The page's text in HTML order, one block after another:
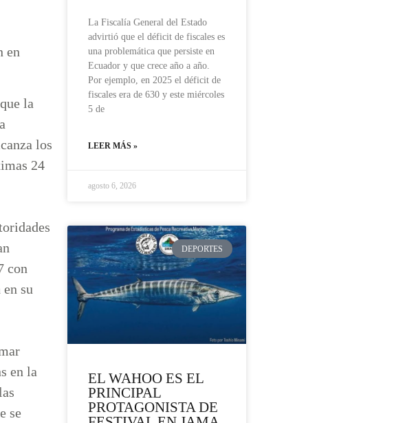
en
la
los
24
con
su
en la
se
La Fiscalía General del Estado
advirtió que el déficit de fiscales es
una problemática que persiste en
Ecuador y que crece año a año.
Por ejemplo, en 2025 el déficit de
fiscales era de 630 y este miércoles
5 de
LEER MÁS »
agosto 6, 2026
DEPORTES
EL WAHOO ES EL
PRINCIPAL
PROTAGONISTA DE